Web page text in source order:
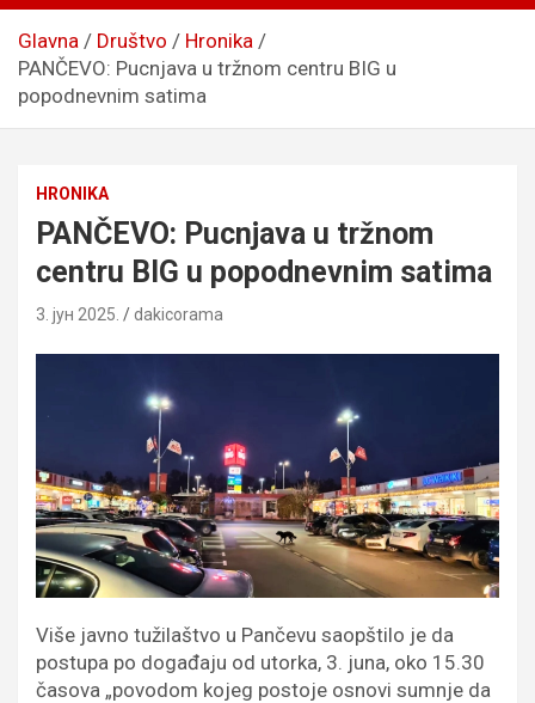
Glavna Društvo
Hronika
PANČEVO: Pucnjava u tržnom centru BIG u
popodnevnim satima
HRONIKA
PANČEVO: Pucnjava u tržnom
centru BIG u popodnevnim satima
3. јун 2025. dakicorama
Više javno tužilaštvo u Pančevu saopštilo je da
postupa po događaju od utorka, 3. juna, oko 15.30
časova „povodom kojeg postoje osnovi sumnje da